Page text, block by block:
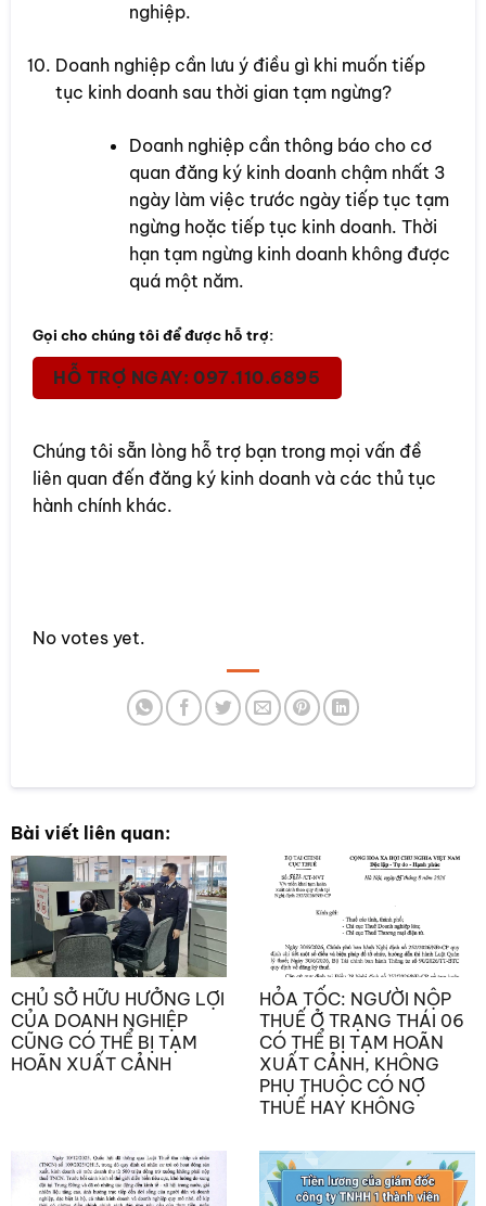
nghiệp.
Doanh nghiệp cần lưu ý điều gì khi muốn tiếp
tục kinh doanh sau thời gian tạm ngừng?
Doanh nghiệp cần thông báo cho cơ
quan đăng ký kinh doanh chậm nhất 3
ngày làm việc trước ngày tiếp tục tạm
ngừng hoặc tiếp tục kinh doanh. Thời
hạn tạm ngừng kinh doanh không được
quá một năm.
Gọi cho chúng tôi để được hỗ trợ:
HỖ TRỢ NGAY: 097.110.6895
Chúng tôi sẵn lòng hỗ trợ bạn trong mọi vấn đề
liên quan đến đăng ký kinh doanh và các thủ tục
hành chính khác.
SUBMIT RATING
No votes yet.
Bài viết liên quan:
CHỦ SỞ HỮU HƯỞNG LỢI
CỦA DOANH NGHIỆP
CŨNG CÓ THỂ BỊ TẠM
HOÃN XUẤT CẢNH
HỎA TỐC: NGƯỜI NỘP
THUẾ Ở TRẠNG THÁI 06
CÓ THỂ BỊ TẠM HOÃN
XUẤT CẢNH, KHÔNG
PHỤ THUỘC CÓ NỢ
THUẾ HAY KHÔNG